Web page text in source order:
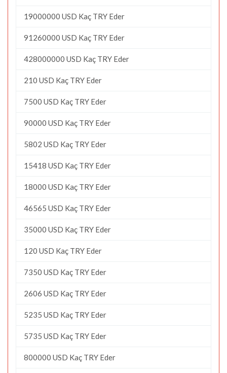
19000000 USD Kaç TRY Eder
91260000 USD Kaç TRY Eder
428000000 USD Kaç TRY Eder
210 USD Kaç TRY Eder
7500 USD Kaç TRY Eder
90000 USD Kaç TRY Eder
5802 USD Kaç TRY Eder
15418 USD Kaç TRY Eder
18000 USD Kaç TRY Eder
46565 USD Kaç TRY Eder
35000 USD Kaç TRY Eder
120 USD Kaç TRY Eder
7350 USD Kaç TRY Eder
2606 USD Kaç TRY Eder
5235 USD Kaç TRY Eder
5735 USD Kaç TRY Eder
800000 USD Kaç TRY Eder